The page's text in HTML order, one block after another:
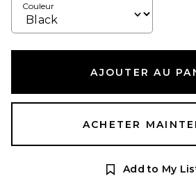
Couleur
AJOUTER AU
ACHETER
Add to My